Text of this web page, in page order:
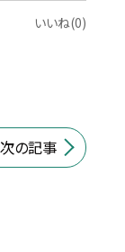
いいね(0)
次の記事